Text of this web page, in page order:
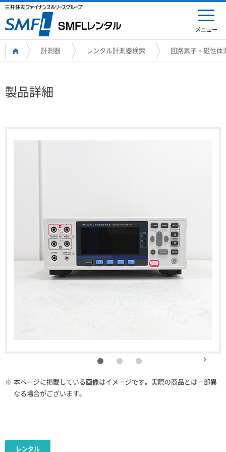
メニュー
計測器 レンタル計測器検索 回路素子・磁性体
製品詳細
※ 本ページに掲載している画像はイメージです。実際の商品とは一部異
なる場合がございます。